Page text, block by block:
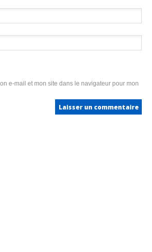
e-mail et mon site dans le navigateur pour mon